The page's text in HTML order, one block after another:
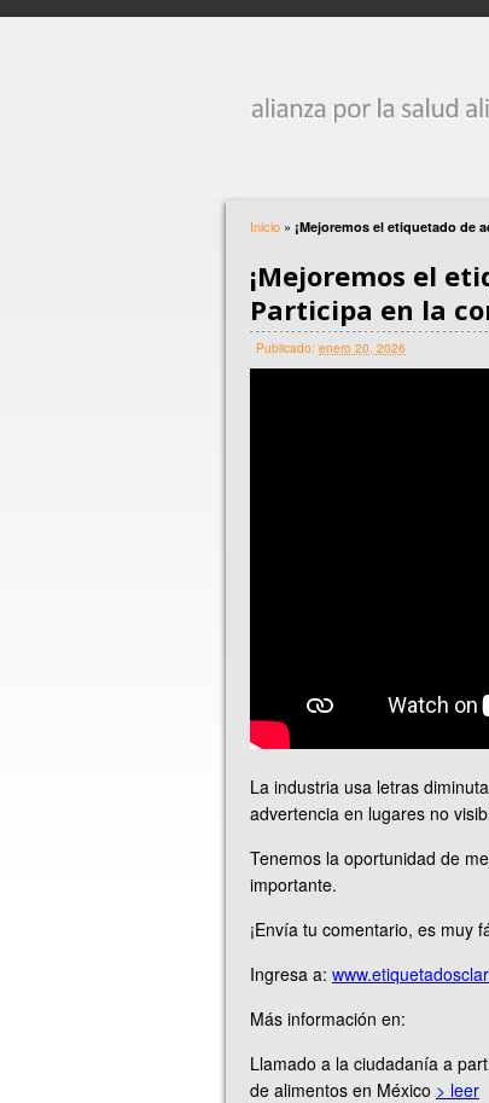
Inicio » ¡Mejoremos el etiquetado de
¡Mejoremos el
Participa en la
Publicado: enero 20, 2026
La industria usa letras
advertencia en lugares no
Tenemos la oportunidad de
importante.
¡Envía tu comentario, es muy
Ingresa a:
Más información en:
Llamado a la ciudadanía a
de alimentos en México > leer